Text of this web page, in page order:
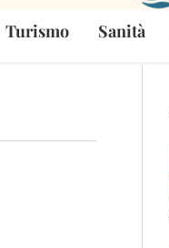
Turismo Sanità